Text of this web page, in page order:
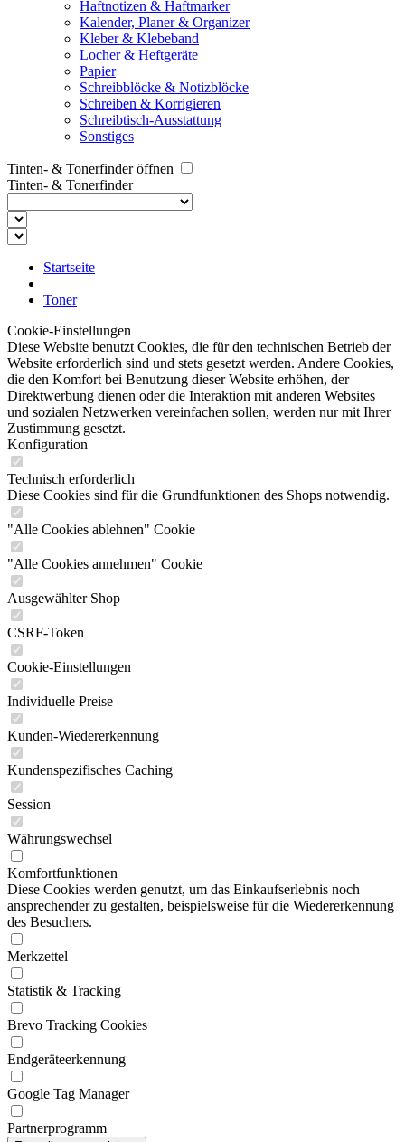
Haftnotizen & Haftmarker
Kalender, Planer & Organizer
Kleber & Klebeband
Locher & Heftgeräte
Papier
Schreibblöcke & Notizblöcke
Schreiben & Korrigieren
Schreibtisch-Ausstattung
Sonstiges
Tinten- & Tonerfinder öffnen
Tinten- & Tonerfinder
Startseite
Toner
Cookie-Einstellungen
Diese Website benutzt Cookies, die für den technischen Betrieb der
Website erforderlich sind und stets gesetzt werden. Andere Cookies,
die den Komfort bei Benutzung dieser Website erhöhen, der
Direktwerbung dienen oder die Interaktion mit anderen Websites
und sozialen Netzwerken vereinfachen sollen, werden nur mit Ihrer
Zustimmung gesetzt.
Konfiguration
Technisch erforderlich
Diese Cookies sind für die Grundfunktionen des Shops notwendig.
"Alle Cookies ablehnen" Cookie
"Alle Cookies annehmen" Cookie
Ausgewählter Shop
CSRF-Token
Cookie-Einstellungen
Individuelle Preise
Kunden-Wiedererkennung
Kundenspezifisches Caching
Session
Währungswechsel
Komfortfunktionen
Diese Cookies werden genutzt, um das Einkaufserlebnis noch
ansprechender zu gestalten, beispielsweise für die Wiedererkennung
des Besuchers.
Merkzettel
Statistik & Tracking
Brevo Tracking Cookies
Endgeräteerkennung
Google Tag Manager
Partnerprogramm